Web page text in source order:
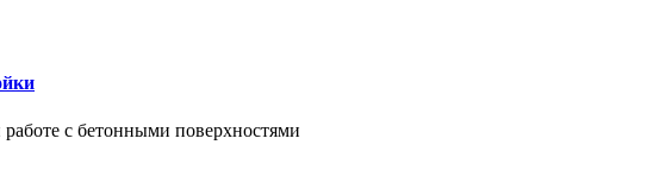
с бетонными поверхностями